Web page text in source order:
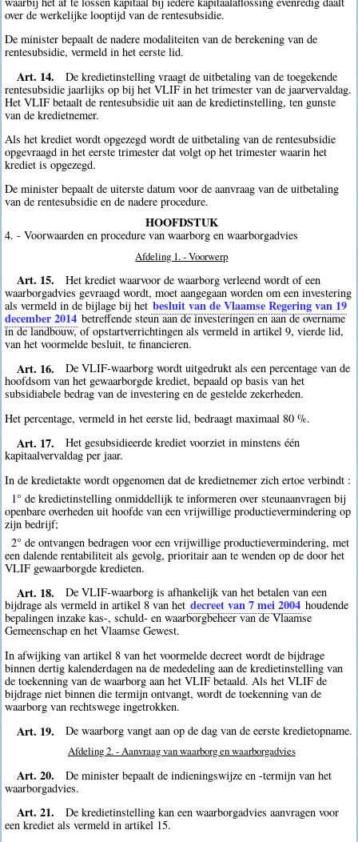
over de werkelijke looptijd van de rentesubsidie.
De minister bepaalt de nadere modaliteiten van de berekening van de
rentesubsidie, vermeld in het eerste lid.
Art. 14.
De kredietinstelling vraagt de uitbetaling van de toegekende
rentesubsidie jaarlijks op bij het VLIF in het trimester van de jaarvervaldag.
Het VLIF betaalt de rentesubsidie uit aan de kredietinstelling, ten gunste
van de kredietnemer.
Als het krediet wordt opgezegd wordt de uitbetaling van de rentesubsidie
opgevraagd in het eerste trimester dat volgt op het trimester waarin het
krediet is opgezegd.
De minister bepaalt de uiterste datum voor de aanvraag van de uitbetaling
van de rentesubsidie en de nadere procedure.
HOOFDSTUK
4. - Voorwaarden en procedure van waarborg en waarborgadvies
Afdeling 1. - Voorwerp
Art. 15.
Het krediet waarvoor de waarborg verleend wordt of een
waarborgadvies gevraagd wordt, moet aangegaan worden om een investering
als vermeld in de bijlage bij het besluit van de Vlaamse Regering van 19
december 2014 betreffende steun aan de investeringen en aan de overname
in de landbouw, of opstartverrichtingen als vermeld in artikel 9, vierde lid,
van het voormelde besluit, te financieren.
Art. 16.
De VLIF-waarborg wordt uitgedrukt als een percentage van de
hoofdsom van het gewaarborgde krediet, bepaald op basis van het
subsidiabele bedrag van de investering en de gestelde zekerheden.
Het percentage, vermeld in het eerste lid, bedraagt maximaal 80 %.
Art. 17.
Het gesubsidieerde krediet voorziet in minstens één
kapitaalvervaldag per jaar.
In de kredietakte wordt opgenomen dat de kredietnemer zich ertoe verbindt :
1° de kredietinstelling onmiddellijk te informeren over steunaanvragen bij
openbare overheden uit hoofde van een vrijwillige productievermindering op
zijn bedrijf;
2° de ontvangen bedragen voor een vrijwillige productievermindering, met
een dalende rentabiliteit als gevolg, prioritair aan te wenden op de door het
VLIF gewaarborgde kredieten.
Art. 18.
De VLIF-waarborg is afhankelijk van het betalen van een
bijdrage als vermeld in artikel 8 van het decreet van 7 mei 2004 houdende
bepalingen inzake kas-, schuld- en waarborgbeheer van de Vlaamse
Gemeenschap en het Vlaamse Gewest.
In afwijking van artikel 8 van het voormelde decreet wordt de bijdrage
binnen dertig kalenderdagen na de mededeling aan de kredietinstelling van
de toekenning van de waarborg aan het VLIF betaald. Als het VLIF de
bijdrage niet binnen die termijn ontvangt, wordt de toekenning van de
waarborg van rechtswege ingetrokken.
Art. 19. De waarborg vangt aan op de dag van de eerste kredietopname.
Afdeling 2. - Aanvraag van waarborg en waarborgadvies
Art. 20.
De minister bepaalt de indieningswijze en -termijn van het
waarborgadvies.
Art. 21.
De kredietinstelling kan een waarborgadvies aanvragen voor
een krediet als vermeld in artikel 15.